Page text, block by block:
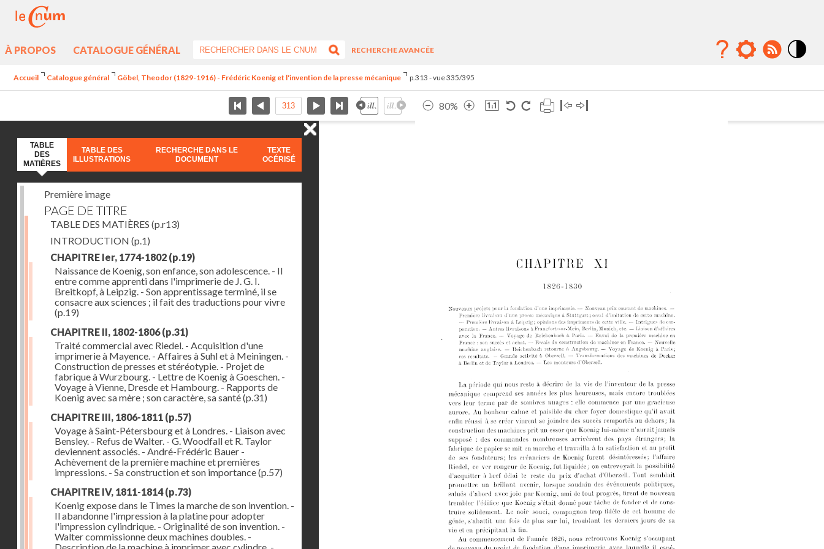
À PROPOS CATALOGUE GÉNÉRAL
RECHERCHE AVANCÉE
Accueil Catalogue général Göbel, Theodor (1829-1916) - Frédéric Koenig et l'invention de la presse mécanique p.313 - vue 335/395
80%
TABLE
DES
MATIÈRES
TABLE DES
ILLUSTRATIONS
RECHERCHE DANS LE
DOCUMENT
TEXTE
OCÉRISÉ
Première image
PAGE DE TITRE
TABLE DES MATIÈRES (p.r13)
INTRODUCTION (p.1)
CHAPITRE Ier, 1774-1802 (p.19)
Naissance de Koenig, son enfance, son adolescence. - Il
entre comme apprenti dans l'imprimerie de J. G. I.
Breitkopf, à Leipzig. - Son apprentissage terminé, il se
consacre aux sciences ; il fait des traductions pour vivre
(p.19)
CHAPITRE II, 1802-1806(p.31)
Traité commercial avec Riedel. - Acquisition d'une
imprimerie à Mayence. - Affaires à Suhl et à Meiningen. -
Construction de presses et stéréotypie. - Projet de
fabrique à Wurzbourg. - Lettre de Koenig à Goeschen. -
Voyage à Vienne, Dresde et Hambourg. - Rapports de
Koenig avec sa mère ; son caractère, sa santé(p.31)
CHAPITRE III, 1806-1811 (p.57)
Voyage à Saint-Pétersbourg et à Londres. - Liaison avec
Bensley. - Refus de Walter. - G. Woodfall et R. Taylor
deviennent associés. - André-Frédéric Bauer -
Achèvement de la première machine et premières
impressions. - Sa construction et son importance(p.57)
CHAPITRE IV, 1811-1814(p.73)
Koenig expose dans le Times la marche de son invention. -
Il abandonne l'impression à la platine pour adopter
l'impression cylindrique. - Originalité de son invention. -
Walter commissionne deux machines doubles. -